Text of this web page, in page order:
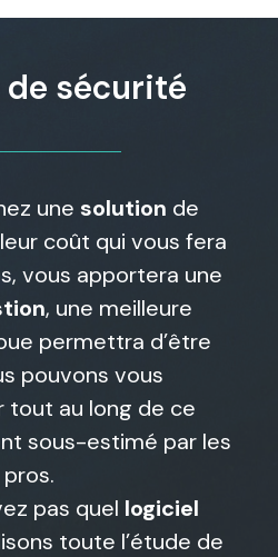
de sécurité
une solution de
coût qui vous fera
vous apportera une
, une meilleure
permettra d’être
pouvons vous
tout au long de ce
sous-estimé par les
pros.
pas quel logiciel
toute l’étude de